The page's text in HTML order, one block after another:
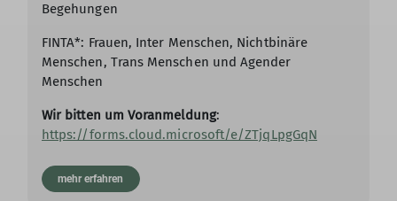
Begehungen
FINTA*: Frauen, Inter Menschen, Nichtbinäre
Menschen, Trans Menschen und Agender
Menschen
Wir bitten um Voranmeldung:
https://forms.cloud.microsoft/e/ZTjqLpgGqN
mehr erfahren